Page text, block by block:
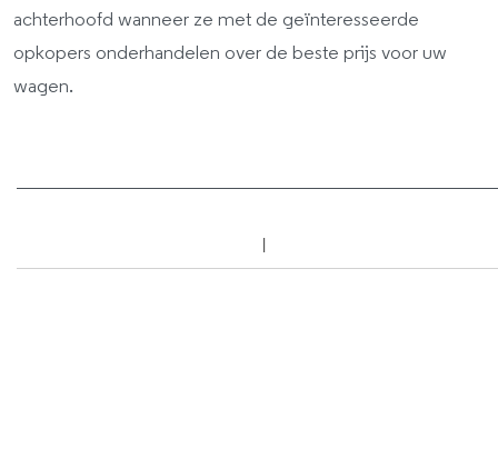
achterhoofd wanneer ze met de geïnteresseerde
opkopers onderhandelen over de beste prijs voor uw
wagen.